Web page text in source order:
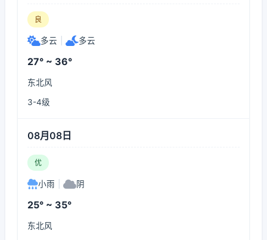
良
多云 多云
27° ~ 36°
东北风
3-4级
08月08日
优
小雨 阴
25° ~ 35°
东北风